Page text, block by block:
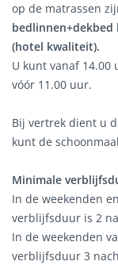
op de matrassen
bedlinnen+dekbed
(hotel kwaliteit).
U kunt vanaf 14.00
vóór 11.00 uur.
Bij vertrek dient u
kunt de
Minimale
In de weekenden
verblijfsduur is 2
In de weekenden
verblijfsduur 3